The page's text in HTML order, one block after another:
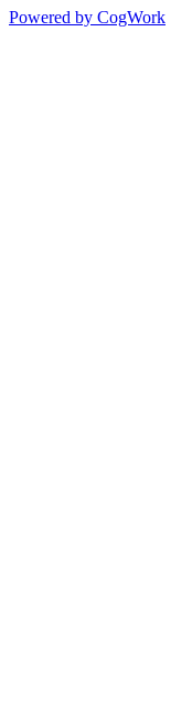
Powered by CogWork